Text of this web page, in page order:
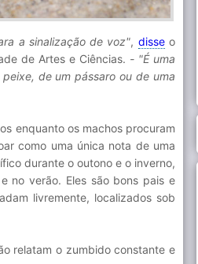
a sinalização de voz", disseo
de Artes e Ciências. - "É uma
de um pássaro ou de uma
enquanto os machos procuram
como uma única nota de uma
durante o outono e o inverno,
no verão. Eles são bons pais e
livremente, localizados sob
relatam o zumbido constante e